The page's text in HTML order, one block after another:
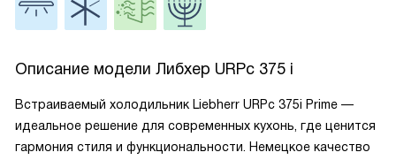
Описание модели Либхер URPc 375 i
Встраиваемый холодильник Liebherr URPc 375i Prime —
идеальное решение для современных кухонь, где ценится
гармония стиля и функциональности. Немецкое качество